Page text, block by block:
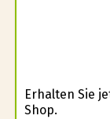
Erhalten Sie
Shop.